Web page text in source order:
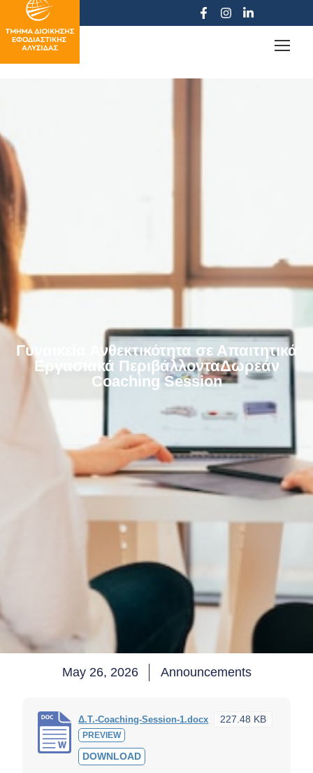
Γυναικεία Ανθεκτικότητα σε Απαιτητικά
Εργασιακά ΠεριβάλλονταΔωρεάν
Coaching Session
May 26, 2026 Announcements
Δ.Τ.-Coaching-Session-1.docx 227.48 KB
PREVIEW
DOWNLOAD